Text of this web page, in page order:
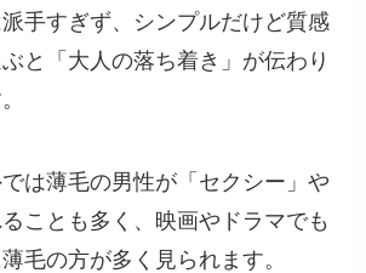
手すぎず、シンプルだけど質感
と「大人の落ち着き」が伝わり
は薄毛の男性が「セクシー」や
ることも多く、映画やドラマでも
毛の方が多く見られます。